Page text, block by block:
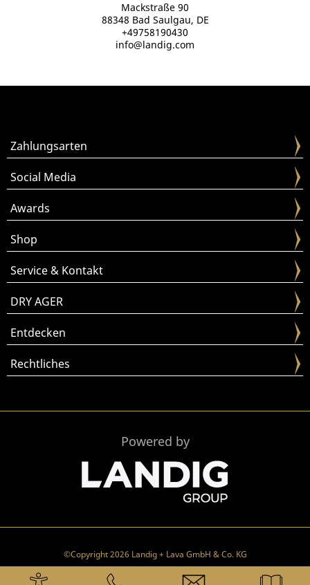
Mackstraße 90
88348 Bad Saulgau, DE
+49758190430
info@landig.com
Zahlungsarten
Social Media
Awards
Shop
Service & Kontakt
DRY AGER
Entdecken
Rechtliches
Powered by
©Copyright 2026 Landig + Lava GmbH & Co. KG
EN/ MORE COUNTRIES